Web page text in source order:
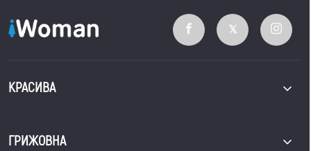
КРАСИВА
ГРИЖОВНА